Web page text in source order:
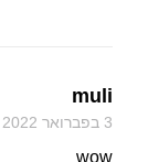
muli
3 בפברואר 2022 ב- 2:24 am
wow